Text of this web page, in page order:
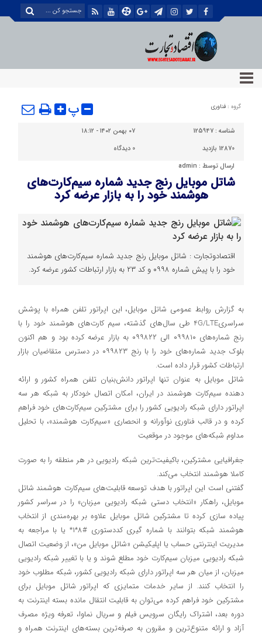
گروه : فناوری پ
شناسه : 125947
۰۷ بهمن ۱۴۰۲ - ۱۸:۱۲
12870 بازدید
0 دیدگاه
ارسال توسط : admin
شاتل موبایل رنج جدید شماره سیم‌کارت‌های
هوشمند خود را به بازار عرضه کرد
اقتصادوتجارت : شاتل‌ موبایل رنج جدید شماره سیم‌کارت‌های هوشمند
خود را با پیش شماره ۰۹۹۸ و کد ۲۳ به بازار ارتباطات کشور عرضه کرد.
به گزارش روابط عمومی شاتل ‌موبایل، این اپراتور تلفن همراه با پوشش
سراسری4G/LTE طی سال‌های گذشته، سیم‌ کارت‌های هوشمند خود را با
رنج‌ شماره‌های ۰۹۹۸۱۰ الی ۰۹۹۸۲۲ به بازار عرضه کرده بود و هم اکنون
بلوک جدید شماره‌های خود را با رنج ۰۹۹۸۲۳ در دسترس متقاضیان بازار
ارتباطات کشور قرار داده است.
شاتل‌‌ موبایل به عنوان تنها اپراتور دانش‌بنیان تلفن همراه کشور و ارائه‌
دهنده سیم‌کارت هوشمند در ایران، امکان اتصال خودکار به شبکه هر سه
اپراتور دارای شبکه رادیویی کشور را برای مشترکین سیم‌کارت‏‌های خود فراهم
کرده و در قالب فناوری نوآورانه و انحصاری «سیم‌کارت هوشمند»، با تحلیل
مداوم شبکه‏‌های موجود در موقعیت
جغرافیایی مشترکین، باکیفیت‌ترین شبکه رادیویی در هر منطقه را به‏‌ صورت
کاملا هوشمند انتخاب می‌کند.
گفتنی است این اپراتور با هدف توسعه قابلیت‌های سیم‌کارت هوشمند شاتل
موبایل، راهکار «انتخاب دستی شبکه رادیویی میزبان» را در سراسر کشور
پیاده سازی کرده تا مشترکین شاتل موبایل علاوه بر بهره‌مندی از انتخاب
هوشمند شبکه بتوانند با شماره گیری کددستوری #۸*۱* یا با مراجعه به
مدیریت اینترنتی حساب یا اپلیکیشن «شاتل‌‏‌ موبایل من»، از وضعیت اتصال
شبکه رادیویی میزبان سیم‌کارت خود مطلع شوند و یا با تغییر شبکه رادیویی
میزبان، از میان هر سه اپراتور دارای شبکه رادیویی کشور، شبکه مطلوب خود
را انتخاب کنند. از سایر خدمات متمایزی که اپراتور شاتل موبایل برای
مشترکین خود فراهم کرده می‌توان به قابلیت انتقال مانده بسته اینترنت به
دوره بعد، اشتراک رایگان سرویس فیلم و سریال نماوا، تعرفه ویژه مصرف
آزاد و ارائه متنوع‌ترین و مقرون به صرفه‌ترین بسته‌های اینترنت همراه و